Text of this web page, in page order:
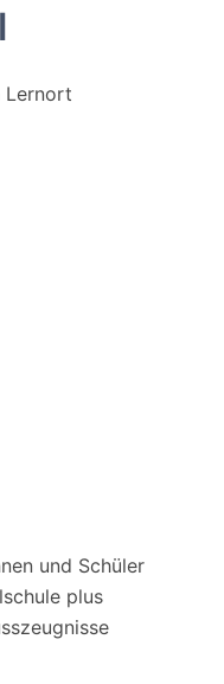
Lernort
und Schüler
plus